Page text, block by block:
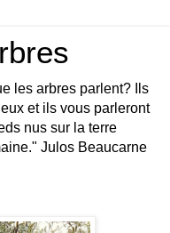
les arbres parlent? Ils
et ils vous parleront
nus sur la terre
Julos Beaucarne